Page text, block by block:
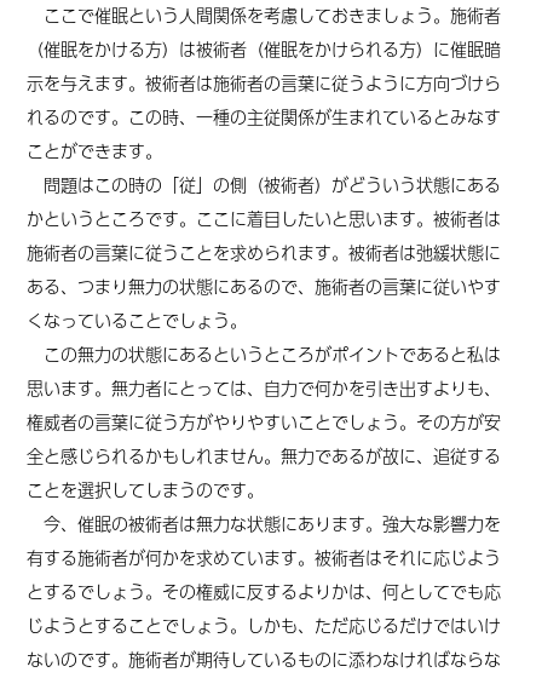
ここで催眠という人間関係を考慮しておきましょう。施術者
（催眠をかける方）は被術者（催眠をかけられる方）に催眠暗
示を与えます。被術者は施術者の言葉に従うように方向づけら
れるのです。この時、一種の主従関係が生まれているとみなす
ことができます。
問題はこの時の「従」の側（被術者）がどういう状態にある
かというところです。ここに着目したいと思います。被術者は
施術者の言葉に従うことを求められます。被術者は弛緩状態に
ある、つまり無力の状態にあるので、施術者の言葉に従いやす
くなっていることでしょう。
この無力の状態にあるというところがポイントであると私は
思います。無力者にとっては、自力で何かを引き出すよりも、
権威者の言葉に従う方がやりやすいことでしょう。その方が安
全と感じられるかもしれません。無力であるが故に、追従する
ことを選択してしまうのです。
今、催眠の被術者は無力な状態にあります。強大な影響力を
有する施術者が何かを求めています。被術者はそれに応じよう
とするでしょう。その権威に反するよりかは、何としてでも応
じようとすることでしょう。しかも、ただ応じるだけではいけ
ないのです。施術者が期待しているものに添わなければならな